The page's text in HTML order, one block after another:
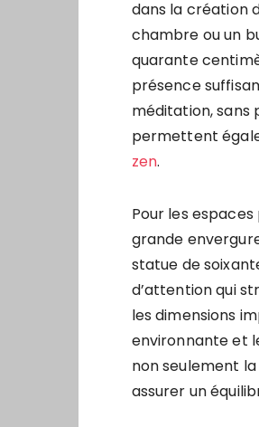
dans la création
chambre ou un
quarante
présence
méditation, sans
permettent
zen.
Pour les
grande
statue de
d’attention qui
les dimensions
environnante et
non seulement
assurer un